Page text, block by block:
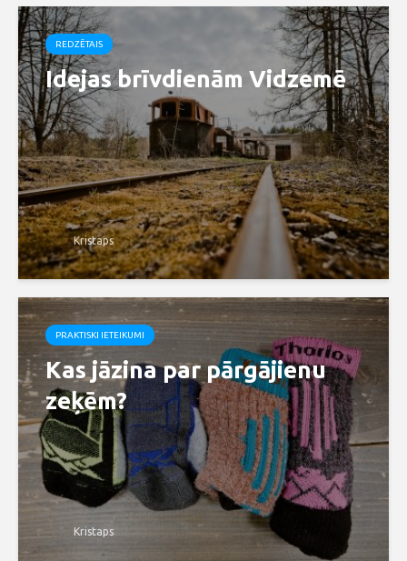
REDZĒTAIS
Idejas brīvdienām Vidzemē
Kristaps
PRAKTISKI IETEIKUMI
Kas jāzina par pārgājienu
zeķēm?
Kristaps